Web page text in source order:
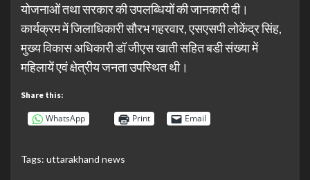
योजनाओं तथा सरकार की उपलब्धियों की जानकारी दी।
कार्यक्रम में जिलाधिकारी सौरभ गहरवार, एसएसपी लोकेंद्र सिंह,
मुख्य विकास अधिकारी डॉ जीएस खाती सहित बडी संख्या में
महिलायें एवं क्षेत्रीय जनता उपस्थित थी।
Share this:
WhatsApp Print Email
Tags: uttarakhand news